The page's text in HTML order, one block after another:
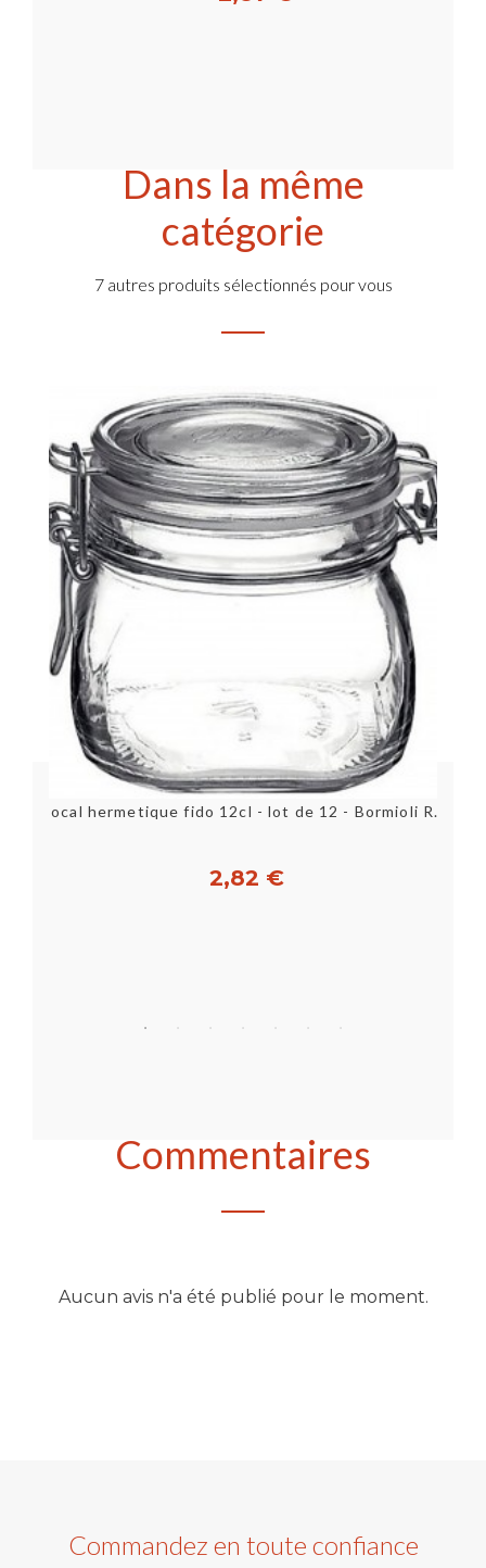
Dans la même
catégorie
7 autres produits sélectionnés pour vous
Bocal hermetique fido 12cl - lot de 12 - Bormioli Rocco
2,82 €
Commentaires
Aucun avis n'a été publié pour le moment.
Commandez en toute confiance